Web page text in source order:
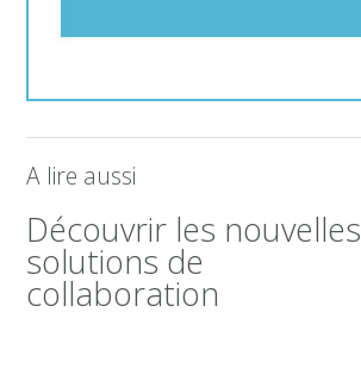
A lire aussi
Découvrir les nouvelles
solutions de
collaboration